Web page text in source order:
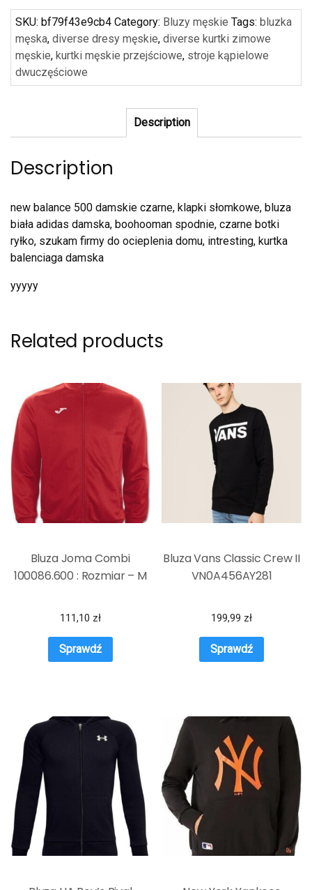
SKU: bf79f43e9cb4 Category: Bluzy męskie Tags: bluzka
męska, diverse dresy męskie, diverse kurtki zimowe
męskie, kurtki męskie przejściowe, stroje kąpielowe
dwuczęściowe
Description
Description
new balance 500 damskie czarne, klapki słomkowe, bluza
biała adidas damska, boohooman spodnie, czarne botki
ryłko, szukam firmy do ocieplenia domu, intresting, kurtka
balenciaga damska
yyyyy
Related products
Bluza Joma Combi
100086.600 : Rozmiar – M
111,10 zł
Sprawdź
Bluza Vans Classic Crew II
VN0A456AY281
199,99 zł
Sprawdź